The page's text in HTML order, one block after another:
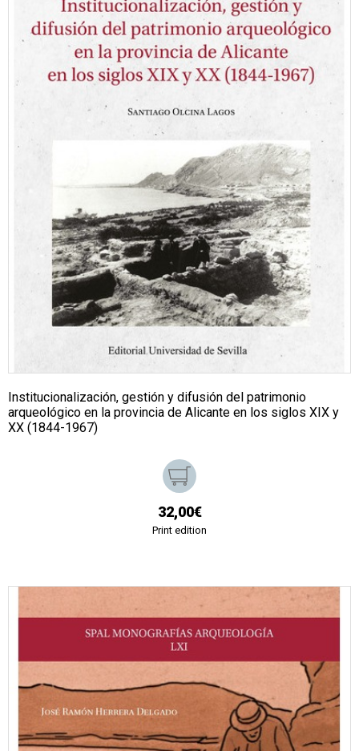
Institucionalización, gestión y difusión del patrimonio
arqueológico en la provincia de Alicante en los siglos XIX y
XX (1844-1967)
32,00€
Print edition